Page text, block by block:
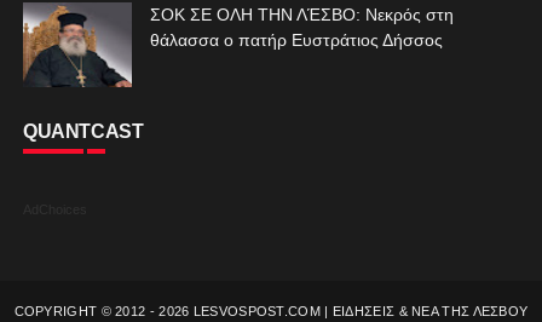
ΣΟΚ ΣΕ ΟΛΗ ΤΗΝ ΛΈΣΒΟ: Νεκρός στη
θάλασσα ο πατήρ Ευστράτιος Δήσσος
QUANTCAST
COPYRIGHT © 2012 -2026 LESVOSPOST.COM | ΕΙΔΗΣΕΙΣ & ΝΕΑ ΤΗΣ ΛΕΣΒΟΥ